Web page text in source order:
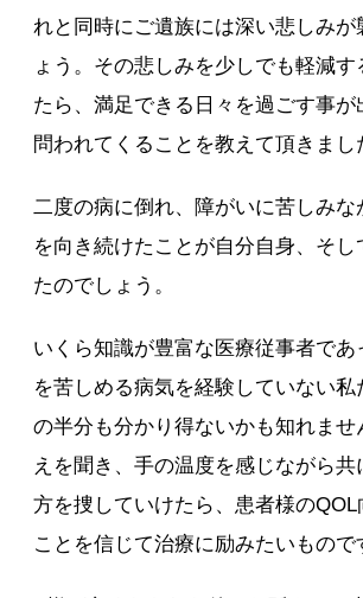
れと同時にご遺族には深い悲しみが
ょう。その悲しみを少しでも軽減す
たら、満足できる日々を過ごす事
問われてくることを教えて頂きまし
二度の病に倒れ、障がいに苦しみな
を向き続けたことが自分自身、そし
たのでしょう。
いくら知識が豊富な医療従事者であ
を苦しめる病気を経験していない私
の半分も分かり得ないかも知れませ
えを聞き、手の温度を感じながら共
方を捜していけたら、患者様のQOL
ことを信じて治療に励みたいもので